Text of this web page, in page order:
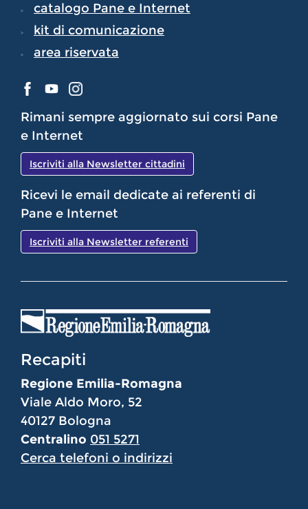
catalogo Pane e Internet
kit di comunicazione
area riservata
Rimani sempre aggiornato sui corsi Pane
e Internet
Iscriviti alla Newsletter cittadini
Ricevi le email dedicate ai referenti di
Pane e Internet
Iscriviti alla Newsletter referenti
Recapiti
Regione Emilia-Romagna
Viale Aldo Moro, 52
40127 Bologna
Centralino 051 5271
Cerca telefoni o indirizzi